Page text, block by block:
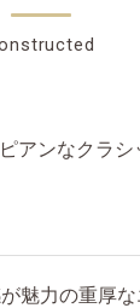
アンなクラシ
魅力の重厚な